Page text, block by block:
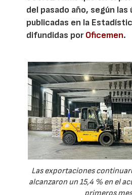
del pasado año, según
publicadas en la
difundidas porOficemen.
Las exportaciones
alcanzaron un 15,4 % en el